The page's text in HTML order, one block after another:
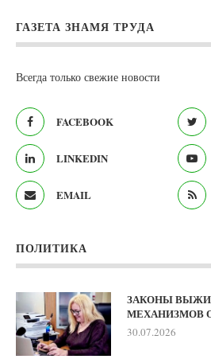
ГАЗЕТА ЗНАМЯ ТРУДА
Всегда только свежие новости
FACEBOOK
LINKEDIN
EMAIL
ПОЛИТИКА
ЗАКОНЫ
МЕХАНИЗМОВ
30.07.2026